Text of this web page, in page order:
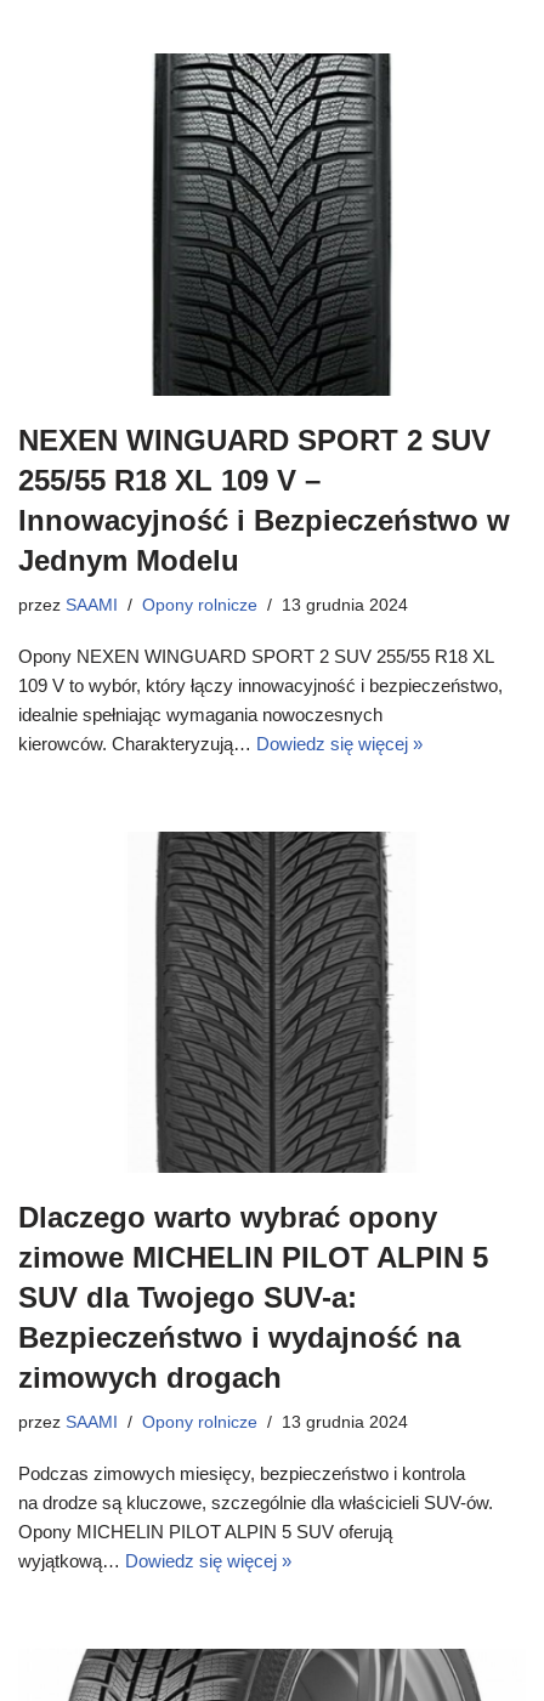
NEXEN WINGUARD SPORT 2 SUV
255/55 R18 XL 109 V –
Innowacyjność i Bezpieczeństwo w
Jednym Modelu
przez SAAMI Opony rolnicze 13 grudnia 2024
Opony NEXEN WINGUARD SPORT 2 SUV 255/55 R18 XL
109 V to wybór, który łączy innowacyjność i bezpieczeństwo,
idealnie spełniając wymagania nowoczesnych
kierowców. Charakteryzują… Dowiedz się więcej »
Dlaczego warto wybrać opony
zimowe MICHELIN PILOT ALPIN 5
SUV dla Twojego SUV-a:
Bezpieczeństwo i wydajność na
zimowych drogach
przez SAAMI Opony rolnicze 13 grudnia 2024
Podczas zimowych miesięcy, bezpieczeństwo i kontrola
na drodze są kluczowe, szczególnie dla właścicieli SUV-ów.
Opony MICHELIN PILOT ALPIN 5 SUV oferują
wyjątkową… Dowiedz się więcej »